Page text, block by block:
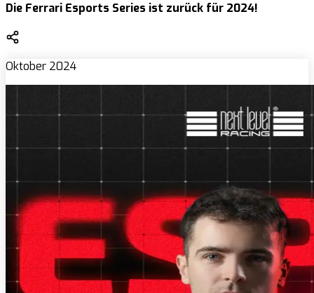
Die Ferrari Esports Series ist zurück für 2024!
Oktober 2024